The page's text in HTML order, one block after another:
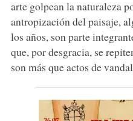
arte golpean la naturaleza
antropización del paisaje,
los años, son parte
que, por desgracia, se
son más que actos de